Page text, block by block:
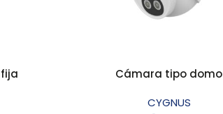
Cámara tipo domo
CYGNUS